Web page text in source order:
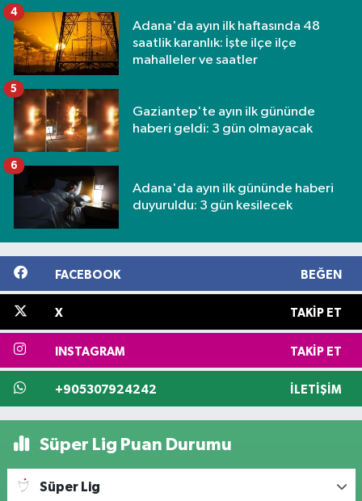
Adana'da ayın ilk haftasında 48
saatlik karanlık: İşte ilçe ilçe
mahalleler ve saatler
4
Gaziantep'te ayın ilk gününde
haberi geldi: 3 gün olmayacak
5
Adana'da ayın ilk gününde haberi
duyuruldu: 3 gün kesilecek
6
FACEBOOK BEĞEN
X TAKIP ET
INSTAGRAM TAKIP ET
+905307924242 İLETIŞIM
Süper Lig Puan Durumu
Süper Lig